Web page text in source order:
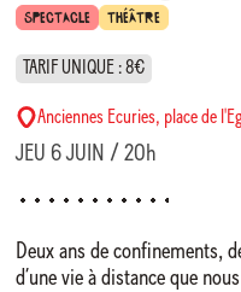
SPECTACLE THÉÂTRE
TARIF UNIQUE : 8€
Anciennes Ecuries, place de
JEU 6 JUIN / 20h
Deux ans de confinements,
d’une vie à distance que